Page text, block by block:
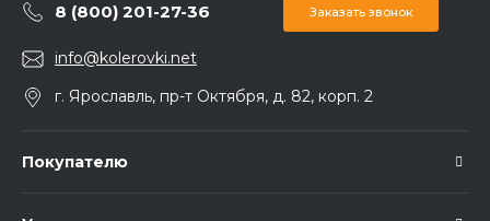
8 (800) 201-27-36 Заказать звонок
info@kolerovki.net
г. Ярославль, пр-т Октября, д. 82, корп. 2
Покупателю